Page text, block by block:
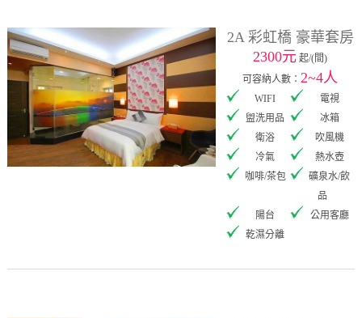
2A 彩虹橋 豪華套房
2300元 起/(間)
可容納人數： 2~4人
WIFI
電視
盥洗用品
冰箱
衛浴
吹風機
冷氣
熱水壺
咖啡/茶包
礦泉水/飲
品
陽台
公用客廳
乾濕分離